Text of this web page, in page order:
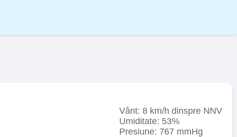
Vânt: 8 km/h dinspre NNV
Umiditate: 53%
Presiune: 767 mmHg